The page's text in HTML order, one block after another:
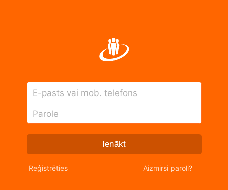
E-pasts vai mob. telefons
Parole
Ienākt
Reģistrēties Aizmirsi paroli?